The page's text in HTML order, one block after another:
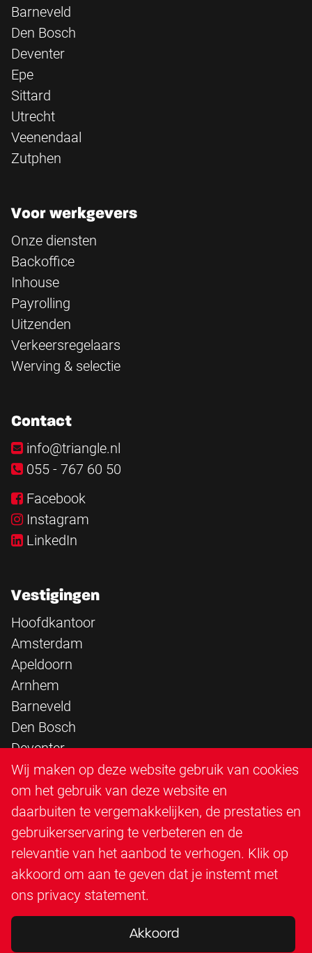
Barneveld
Den Bosch
Deventer
Epe
Sittard
Utrecht
Veenendaal
Zutphen
Voor werkgevers
Onze diensten
Backoffice
Inhouse
Payrolling
Uitzenden
Verkeersregelaars
Werving & selectie
Contact
info@triangle.nl
055 - 767 60 50
Facebook
Instagram
LinkedIn
Vestigingen
Hoofdkantoor
Amsterdam
Apeldoorn
Arnhem
Barneveld
Den Bosch
Deventer
Epe
Sittard
Triangle Infra
Triangle Steigerbouw
Utrecht
Veenendaal
Zutphen
Wij maken op deze website gebruik van cookies
om het gebruik van deze website en
daarbuiten te vergemakkelijken, de prestaties en
gebruikerservaring te verbeteren en de
relevantie van het aanbod te verhogen. Klik op
akkoord om aan te geven dat je instemt met
ons privacy statement.
Akkoord